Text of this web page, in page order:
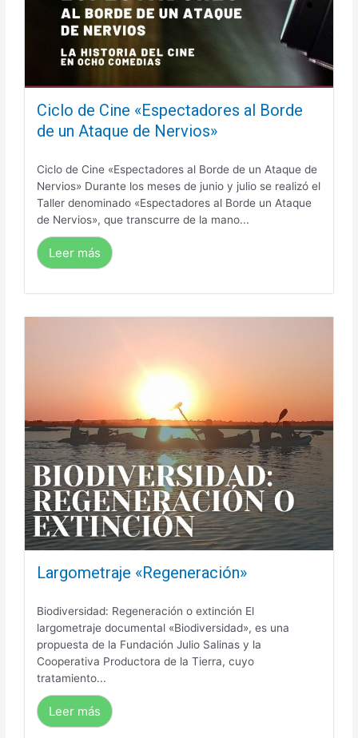
Ciclo de Cine «Espectadores al Borde
de un Ataque de Nervios»
Ciclo de Cine «Espectadores al Borde de un Ataque de
Nervios» Durante los meses de junio y julio se realizó el
Taller denominado «Espectadores al Borde un Ataque
de Nervios», que transcurre de la mano...
Leer más
Largometraje «Regeneración»
Biodiversidad: Regeneración o extinción El
largometraje documental «Biodiversidad», es una
propuesta de la Fundación Julio Salinas y la
Cooperativa Productora de la Tierra, cuyo
tratamiento...
Leer más